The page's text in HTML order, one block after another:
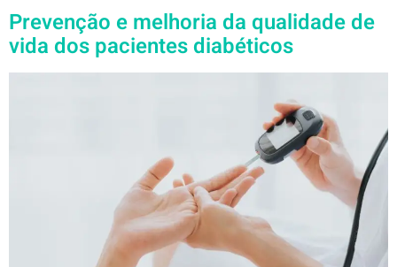
Prevenção e melhoria da qualidade de
vida dos pacientes diabéticos